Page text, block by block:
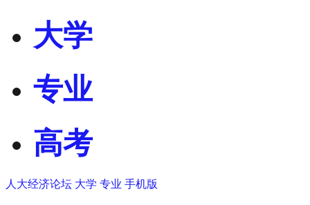
大学
专业
高考
人大经济论坛 大学 专业 手机版